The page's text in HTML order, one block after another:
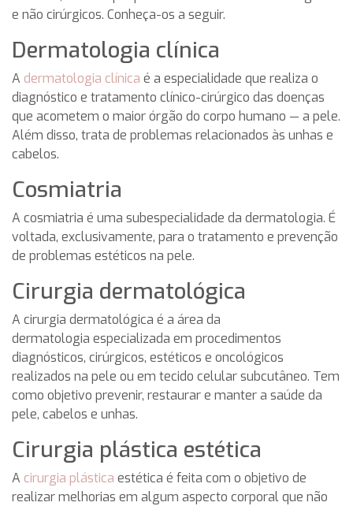
e não cirúrgicos. Conheça-os a seguir.
Dermatologia clínica
A dermatologia clínica é a especialidade que realiza o
diagnóstico e tratamento clínico-cirúrgico das doenças
que acometem o maior órgão do corpo humano — a pele.
Além disso, trata de problemas relacionados às unhas e
cabelos.
Cosmiatria
A cosmiatria é uma subespecialidade da dermatologia. É
voltada, exclusivamente, para o tratamento e prevenção
de problemas estéticos na pele.
Cirurgia dermatológica
A cirurgia dermatológica é a área da
dermatologia especializada em procedimentos
diagnósticos, cirúrgicos, estéticos e oncológicos
realizados na pele ou em tecido celular subcutâneo. Tem
como objetivo prevenir, restaurar e manter a saúde da
pele, cabelos e unhas.
Cirurgia plástica estética
A cirurgia plástica estética é feita com o objetivo de
realizar melhorias em algum aspecto corporal que não